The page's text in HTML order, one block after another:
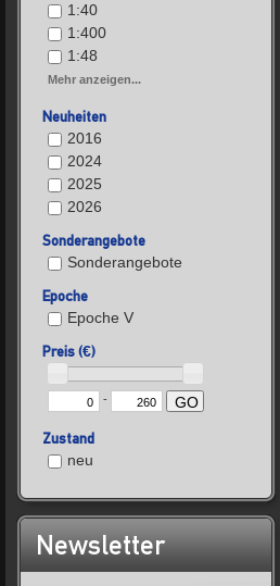
1:40
1:400
1:48
Mehr anzeigen...
Neuheiten
2016
2024
2025
2026
Sonderangebote
Sonderangebote
Epoche
Epoche V
Preis (€)
- GO
Zustand
neu
Newsletter